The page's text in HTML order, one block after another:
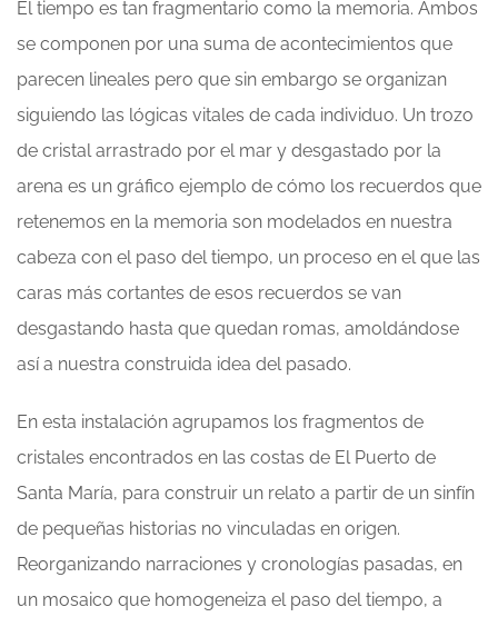
El tiempo es tan fragmentario como la memoria. Ambos
se componen por una suma de acontecimientos que
parecen lineales pero que sin embargo se organizan
siguiendo las lógicas vitales de cada individuo. Un trozo
de cristal arrastrado por el mar y desgastado por la
arena es un gráfico ejemplo de cómo los recuerdos que
retenemos en la memoria son modelados en nuestra
cabeza con el paso del tiempo, un proceso en el que las
caras más cortantes de esos recuerdos se van
desgastando hasta que quedan romas, amoldándose
así a nuestra construida idea del pasado.
En esta instalación agrupamos los fragmentos de
cristales encontrados en las costas de El Puerto de
Santa María, para construir un relato a partir de un sinfín
de pequeñas historias no vinculadas en origen.
Reorganizando narraciones y cronologías pasadas, en
un mosaico que homogeneiza el paso del tiempo, a